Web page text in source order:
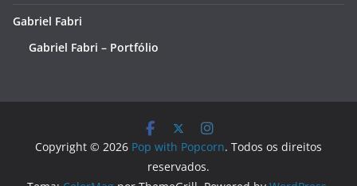
Gabriel Fabri
Gabriel Fabri – Portfólio
Copyright © 2026 Pop with Popcorn. Todos os direitos
reservados.